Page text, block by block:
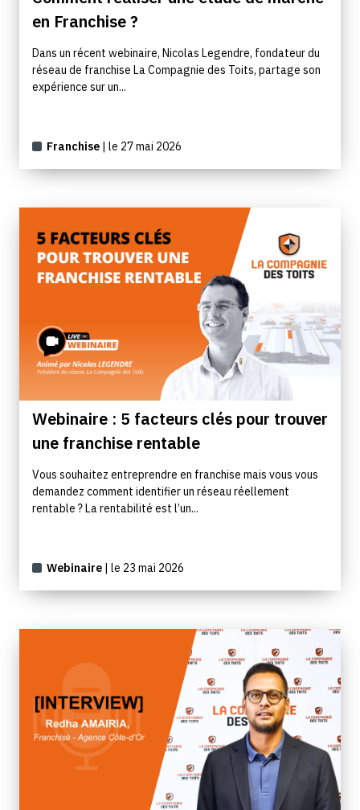
en Franchise ?
Dans un récent webinaire, Nicolas Legendre, fondateur du
réseau de franchise La Compagnie des Toits, partage son
expérience sur un...
Franchise | le 27 mai 2026
Webinaire : 5 facteurs clés pour trouver
une franchise rentable
Vous souhaitez entreprendre en franchise mais vous vous
demandez comment identifier un réseau réellement
rentable ? La rentabilité est l’un...
Webinaire | le 23 mai 2026